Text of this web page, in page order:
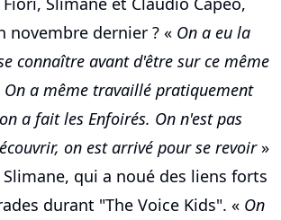
novembre dernier ? « On a eu la
connaître avant d'être sur ce même
On a même travaillé pratiquement
a fait les Enfoirés. On n'est pas
on est arrivé pour se revoir»
qui a noué des liens forts
durant "The Voice Kids". « On